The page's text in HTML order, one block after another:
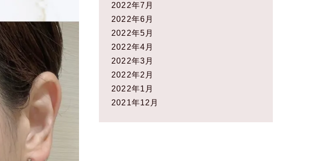
2022年7月
2022年6月
2022年5月
2022年4月
2022年3月
2022年2月
2022年1月
2021年12月